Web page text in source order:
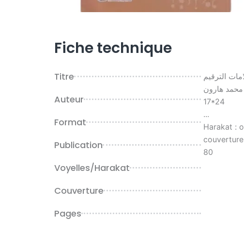
Fiche technique
Titre
Auteur
Format
Publication
Voyelles/Harakat
Couverture
Pages
الترقيم
محمد هارون
17*24
...
Harakat :
80